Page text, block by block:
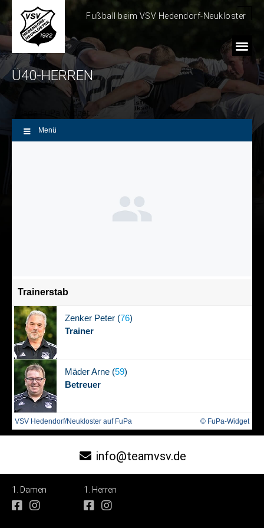
Fußball beim VSV Hedendorf-Neukloster
Ü40-HERREN
... lade FuPa Widget ...
Menü
Trainerstab
Zenker Peter (76)
Trainer
MäderArne (59)
Betreuer
VSV Hedendorf/Neukloster auf FuPa © FuPa-Widget
info@teamvsv.de
1. Damen 1. Herren